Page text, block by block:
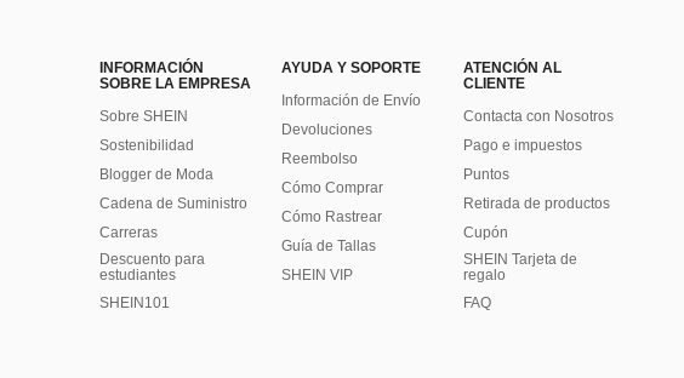
INFORMACIÓN
SOBRE LA EMPRESA
Sobre SHEIN
Sostenibilidad
Blogger de Moda
Cadena de Suministro
Carreras
Descuento para
estudiantes
SHEIN101
AYUDA Y SOPORTE
Información de Envío
Devoluciones
Reembolso
Cómo Comprar
Cómo Rastrear
Guía de Tallas
SHEIN VIP
ATENCIÓN AL
CLIENTE
Contacta con Nosotros
Pago e impuestos
Puntos
Retirada de productos
Cupón
SHEIN Tarjeta de
regalo
FAQ